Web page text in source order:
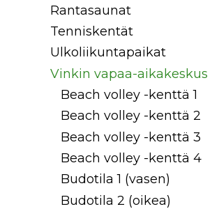
Rantasaunat
Tenniskentät
Ulkoliikuntapaikat
Vinkin vapaa-aikakeskus
Beach volley -kenttä 1
Beach volley -kenttä 2
Beach volley -kenttä 3
Beach volley -kenttä 4
Budotila 1 (vasen)
Budotila 2 (oikea)